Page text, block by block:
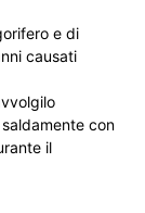
e di
causati
con
il